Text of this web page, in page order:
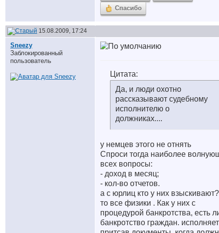
Спасибо
15.08.2009, 17:24
Sneezy
Заблокированный
пользователь
Цитата:
Да, и люди охотно
рассказывают судебному
исполнителю о
должниках....
у немцев этого не отнять
Спроси тогда наиболее
всех вопросы:
- доход в месяц;
- кол-во отчетов.
а с юрлиц кто у них
то все физики . Как у них с
процедурой банкротства, есть
банкротство граждан.